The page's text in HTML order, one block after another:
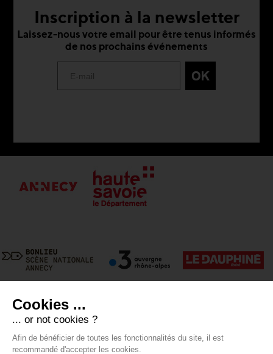
Inscription à la newsletter
Laissez-nous votre email pour être tenus informés
de nos prochains événements
Cookies ...
... or not cookies ?
Afin de bénéficier de toutes les fonctionnalités du site, il est
recommandé d'accepter les cookies.